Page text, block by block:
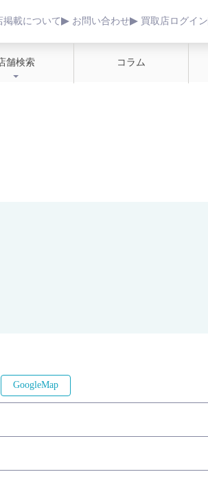
掲載について お問い合わせ 買取店ログイン
舗検索 コラム
GoogleMap